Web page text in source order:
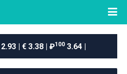
| € 3.38 | ₽100 3.64 |